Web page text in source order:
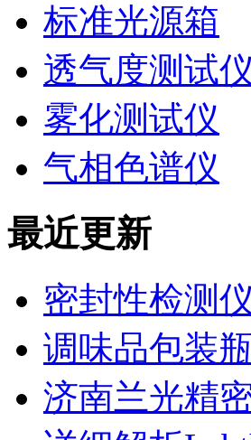
标准光源箱
透气度测试仪
雾化测试仪
气相色谱仪
最近更新
密封性检测
调味品包装
济南兰光精